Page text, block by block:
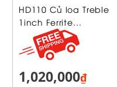
HD110 Củ loa Treble
1inch Ferrite...
1,020,000₫